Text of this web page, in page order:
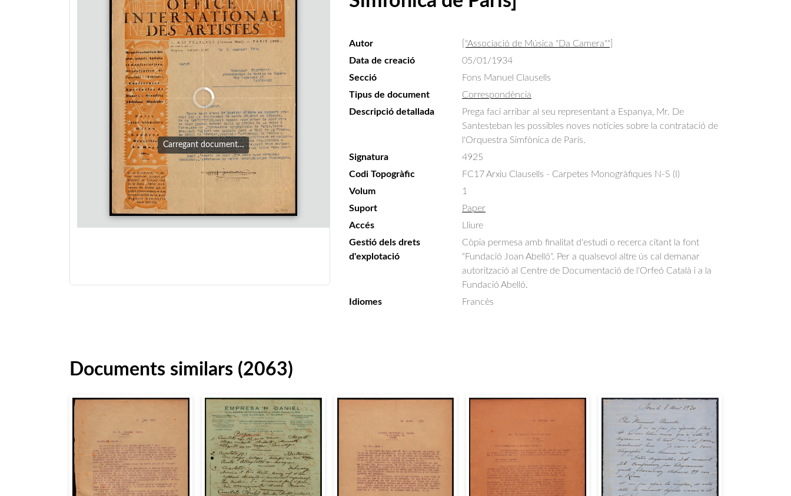
Carregant document…
Autor
["Associació de Música "Da Camera""]
Data de creació
05/01/1934
Secció
Fons Manuel Clausells
Tipus de document
Correspondència
Descripció detallada
Prega faci arribar al seu representant a Espanya, Mr. De
Santesteban les possibles noves notícies sobre la contratació de
l'Orquestra Simfònica de París.
Signatura
4925
Codi Topogràfic
FC17 Arxiu Clausells - Carpetes Monogràfiques N-S (I)
Volum
1
Suport
Paper
Accés
Lliure
Gestió dels drets
d'explotació
Còpia permesa amb finalitat d'estudi o recerca citant la font
"Fundació Joan Abelló". Per a qualsevol altre ús cal demanar
autorització al Centre de Documentació de l'Orfeó Català i a la
Fundació Abelló.
Idiomes
Francès
Documents similars (2063)